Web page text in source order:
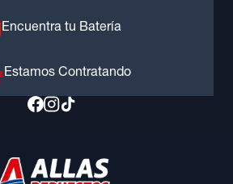
Encuentra tu Batería
Estamos Contratando